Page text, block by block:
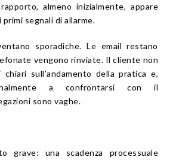
almeno inizialmente, appare
segnali di allarme.
sporadiche. Le email restano
vengono rinviate. Il cliente non
chiari sull’andamento della pratica e,
a confrontarsi con il
sono vaghe.
grave: una scadenza processuale